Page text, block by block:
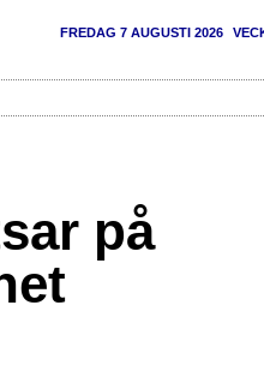
FREDAG 7 AUGUSTI 2026
på